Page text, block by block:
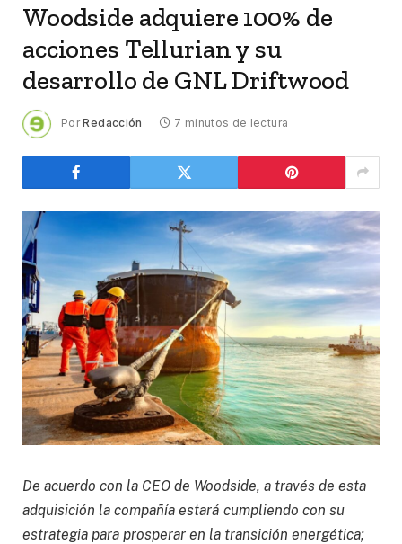
Woodside adquiere 100% de
acciones Tellurian y su
desarrollo de GNL Driftwood
Por Redacción 7 minutos de lectura
De acuerdo con la CEO de Woodside, a través de esta
adquisición la compañía estará cumpliendo con su
estrategia para prosperar en la transición energética;